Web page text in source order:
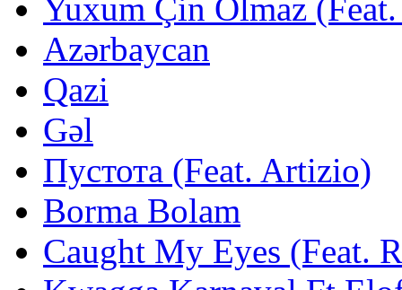
Yuxum Çin Olmaz
Azərbaycan
Qazi
Gəl
Пустота (Feat. Artizio)
Borma Bolam
Caught My Eyes (Feat.